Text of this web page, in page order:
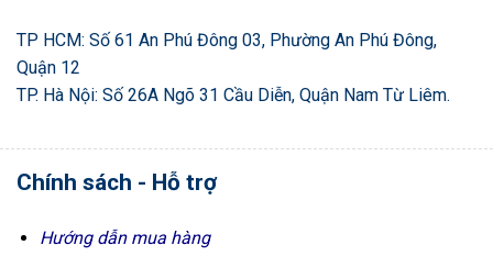
TP HCM: Số 61 An Phú Đông 03, Phường An Phú Đông,
Quận 12
TP. Hà Nội: Số 26A Ngõ 31 Cầu Diễn, Quận Nam Từ Liêm.
Chính sách - Hỗ trợ
Hướng dẫn mua hàng